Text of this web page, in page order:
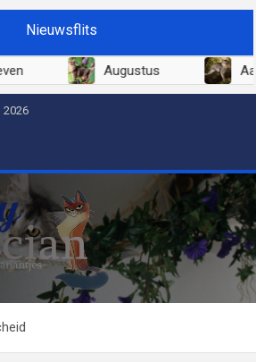
Nieuwsflits
Het buitenleven
2026
variantjes